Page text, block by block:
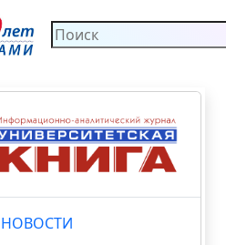
НОВОСТИ